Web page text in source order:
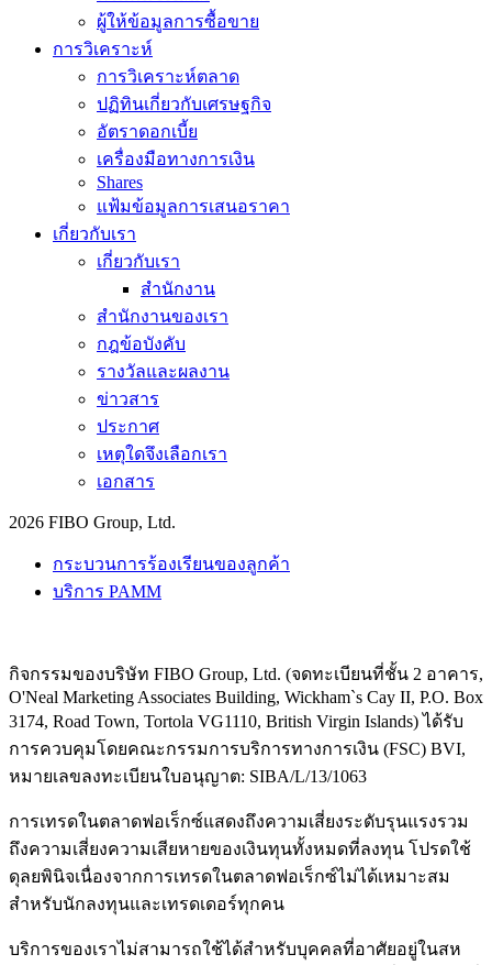
ผู้ให้ข้อมูลการซื้อขาย
การวิเคราะห์
การวิเคราะห์ตลาด
ปฏิทินเกี่ยวกับเศรษฐกิจ
อัตราดอกเบี้ย
เครื่องมือทางการเงิน
Shares
แฟ้มข้อมูลการเสนอราคา
เกี่ยวกับเรา
เกี่ยวกับเรา
สำนักงาน
สำนักงานของเรา
กฎข้อบังคับ
รางวัลและผลงาน
ข่าวสาร
ประกาศ
เหตุใดจึงเลือกเรา
เอกสาร
2026 FIBO Group, Ltd.
กระบวนการร้องเรียนของลูกค้า
บริการ PAMM
กิจกรรมของบริษัท FIBO Group, Ltd. (จดทะเบียนที่ชั้น 2 อาคาร,
O'Neal Marketing Associates Building, Wickham`s Cay II, P.O. Box
3174, Road Town, Tortola VG1110, British Virgin Islands) ได้รับ
การควบคุมโดยคณะกรรมการบริการทางการเงิน (FSC) BVI,
หมายเลขลงทะเบียนใบอนุญาต: SIBA/L/13/1063
การเทรดในตลาดฟอเร็กซ์แสดงถึงความเสี่ยงระดับรุนแรงรวม
ถึงความเสี่ยงความเสียหายของเงินทุนทั้งหมดที่ลงทุน โปรดใช้
ดุลยพินิจเนื่องจากการเทรดในตลาดฟอเร็กซ์ไม่ได้เหมาะสม
สำหรับนักลงทุนและเทรดเดอร์ทุกคน
บริการของเราไม่สามารถใช้ได้สำหรับบุคคลที่อาศัยอยู่ในสห